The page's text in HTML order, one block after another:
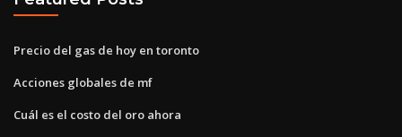
Precio del gas de hoy en toronto
Acciones globales de mf
Cuál es el costo del oro ahora